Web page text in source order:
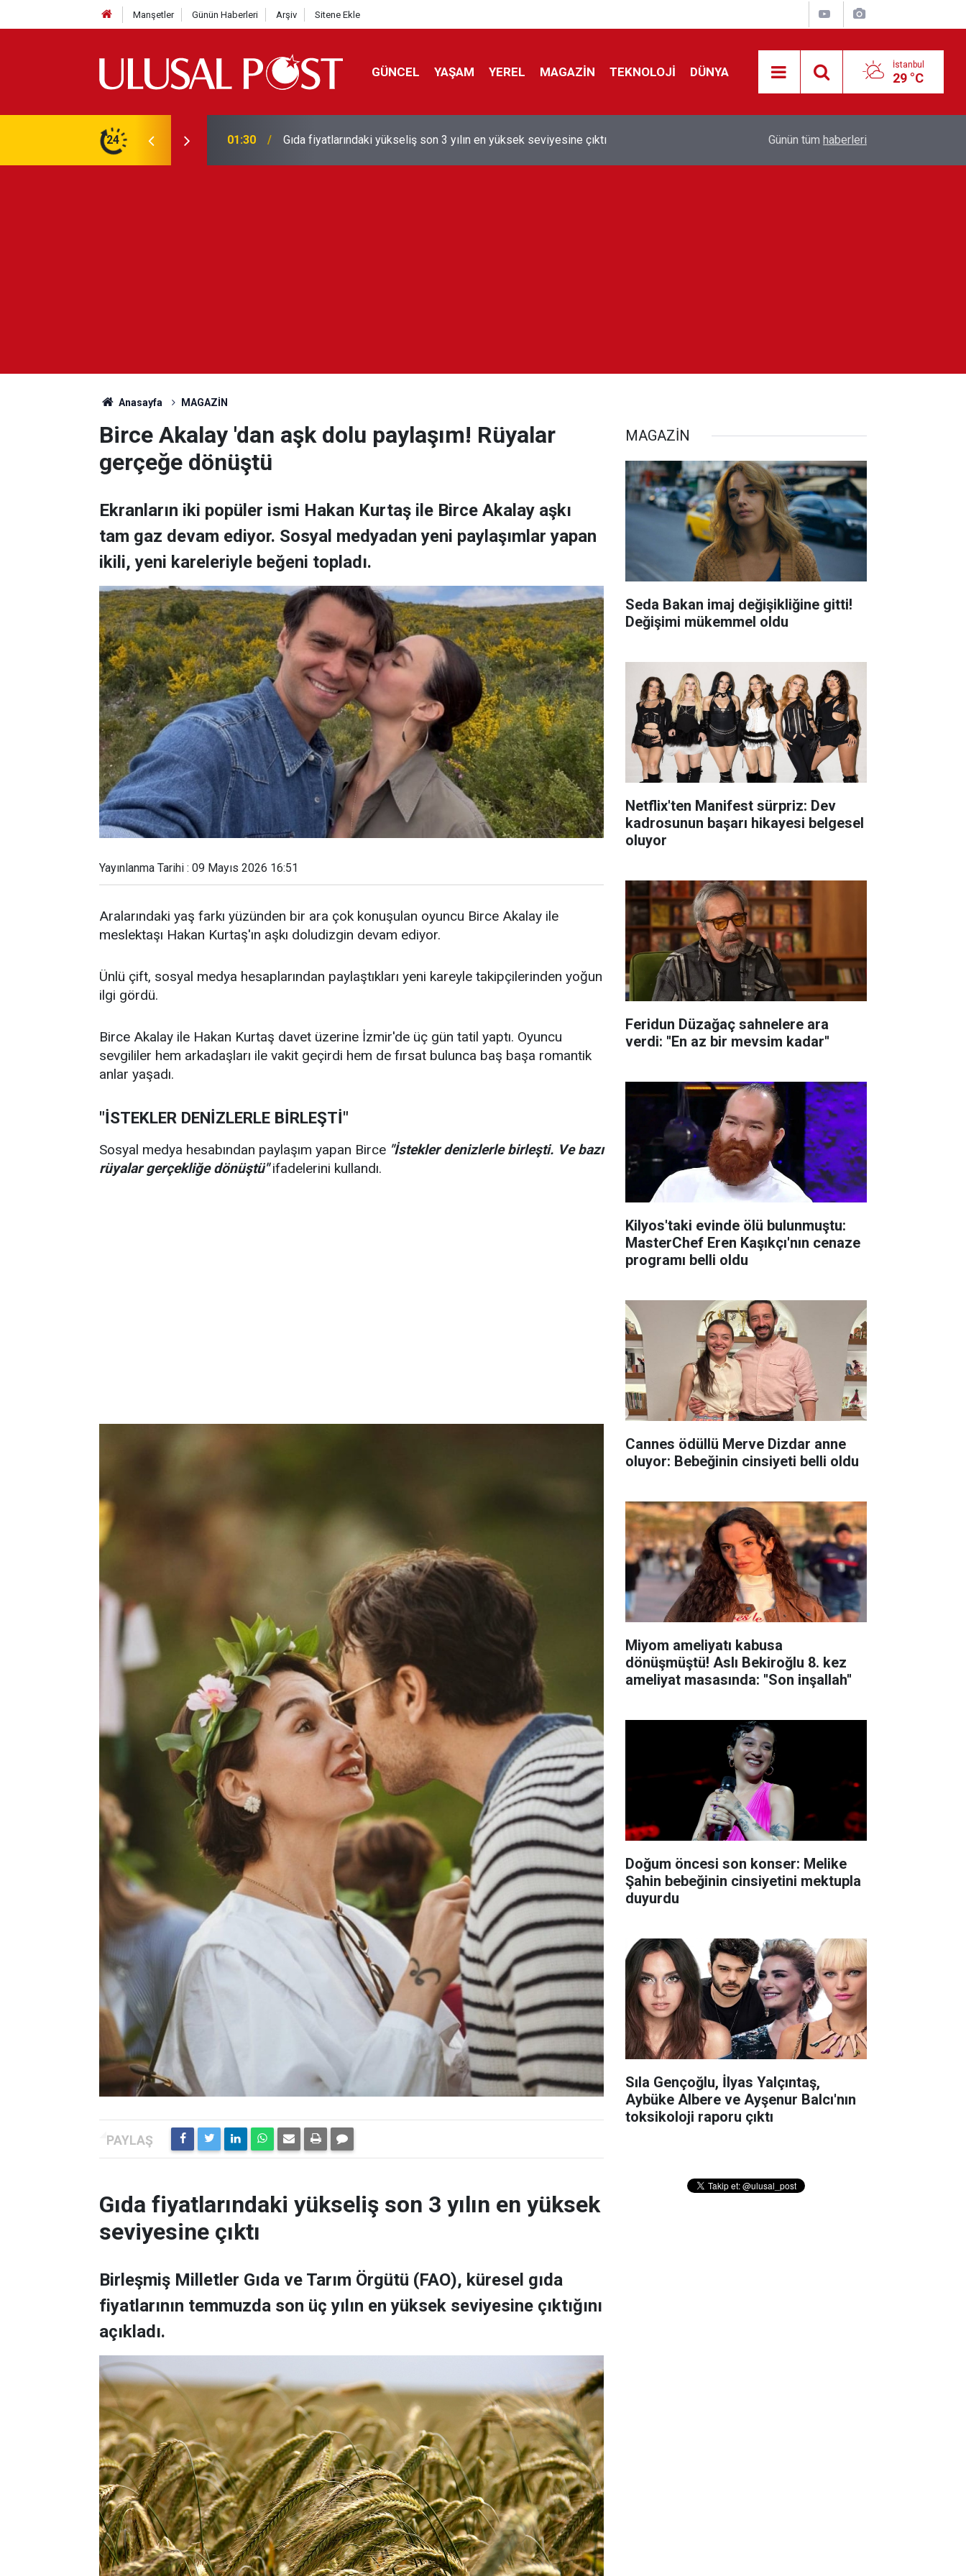
Manşetler Günün Haberleri Arşiv Sitene Ekle
GÜNCEL YAŞAM YEREL MAGAZİN TEKNOLOJİ DÜNYA İstanbul
29 °C
24
en yüksek seviyesine çıktı 01:26 Galatasaray'dan sekiz kişi hakkında savcılığa suç duyurusu
kontrol edecek
Günün tüm haberleri
Anasayfa MAGAZİN
Birce Akalay 'dan aşk dolu paylaşım! Rüyalar
gerçeğe dönüştü
Ekranların iki popüler ismi Hakan Kurtaş ile Birce Akalay aşkı
tam gaz devam ediyor. Sosyal medyadan yeni paylaşımlar yapan
ikili, yeni kareleriyle beğeni topladı.
Yayınlanma Tarihi : 09 Mayıs 2026 16:51
Aralarındaki yaş farkı yüzünden bir ara çok konuşulan oyuncu Birce Akalay ile
meslektaşı Hakan Kurtaş'ın aşkı doludizgin devam ediyor.
Ünlü çift, sosyal medya hesaplarından paylaştıkları yeni kareyle takipçilerinden yoğun
ilgi gördü.
Birce Akalay ile Hakan Kurtaş davet üzerine İzmir'de üç gün tatil yaptı. Oyuncu
sevgililer hem arkadaşları ile vakit geçirdi hem de fırsat bulunca baş başa romantik
anlar yaşadı.
"İSTEKLER DENİZLERLE BİRLEŞTİ"
Sosyal medya hesabından paylaşım yapan Birce "İstekler denizlerle birleşti. Ve bazı
rüyalar gerçekliğe dönüştü"ifadelerini kullandı.
Gıda fiyatlarındaki yükseliş son 3 yılın en yüksek
seviyesine çıktı
Birleşmiş Milletler Gıda ve Tarım Örgütü (FAO), küresel gıda
fiyatlarının temmuzda son üç yılın en yüksek seviyesine çıktığını
açıkladı.
MAGAZİN
Seda Bakan imaj değişikliğine gitti!
Değişimi mükemmel oldu
Netflix'ten Manifest sürpriz: Dev
kadrosunun başarı hikayesi belgesel
oluyor
Feridun Düzağaç sahnelere ara
verdi: ''En az bir mevsim kadar''
Kilyos'taki evinde ölü bulunmuştu:
MasterChef Eren Kaşıkçı'nın cenaze
programı belli oldu
Cannes ödüllü Merve Dizdar anne
oluyor: Bebeğinin cinsiyeti belli oldu
Miyom ameliyatı kabusa
dönüşmüştü! Aslı Bekiroğlu 8. kez
ameliyat masasında: ''Son inşallah''
Doğum öncesi son konser: Melike
Şahin bebeğinin cinsiyetini mektupla
duyurdu
Sıla Gençoğlu, İlyas Yalçıntaş,
Aybüke Albere ve Ayşenur Balcı'nın
toksikoloji raporu çıktı